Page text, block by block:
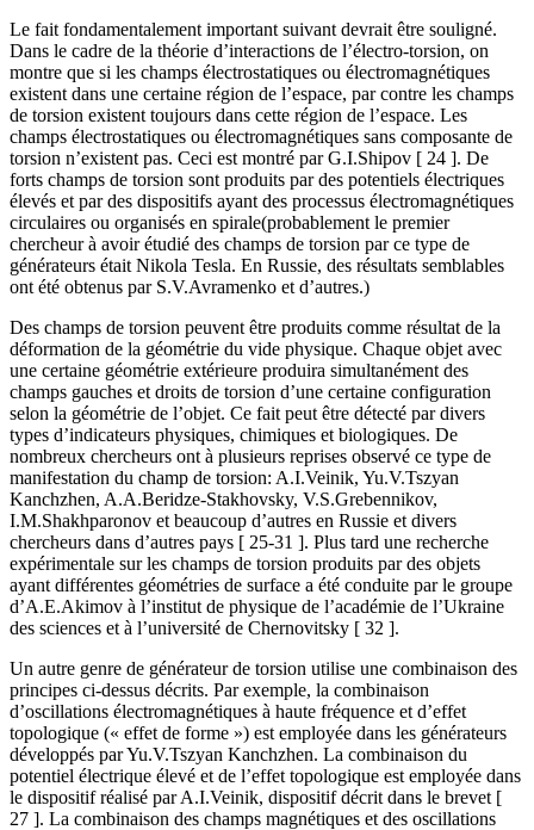
Le fait fondamentalement important suivant devrait être souligné.
Dans le cadre de la théorie d’interactions de l’électro-torsion, on
montre que si les champs électrostatiques ou électromagnétiques
existent dans une certaine région de l’espace, par contre les champs
de torsion existent toujours dans cette région de l’espace. Les
champs électrostatiques ou électromagnétiques sans composante de
torsion n’existent pas. Ceci est montré par G.I.Shipov [ 24 ]. De
forts champs de torsion sont produits par des potentiels électriques
élevés et par des dispositifs ayant des processus électromagnétiques
circulaires ou organisés en spirale(probablement le premier
chercheur à avoir étudié des champs de torsion par ce type de
générateurs était Nikola Tesla. En Russie, des résultats semblables
ont été obtenus par S.V.Avramenko et d’autres.)
Des champs de torsion peuvent être produits comme résultat de la
déformation de la géométrie du vide physique. Chaque objet avec
une certaine géométrie extérieure produira simultanément des
champs gauches et droits de torsion d’une certaine configuration
selon la géométrie de l’objet. Ce fait peut être détecté par divers
types d’indicateurs physiques, chimiques et biologiques. De
nombreux chercheurs ont à plusieurs reprises observé ce type de
manifestation du champ de torsion: A.I.Veinik, Yu.V.Tszyan
Kanchzhen, A.A.Beridze-Stakhovsky, V.S.Grebennikov,
I.M.Shakhparonov et beaucoup d’autres en Russie et divers
chercheurs dans d’autres pays [ 25-31 ]. Plus tard une recherche
expérimentale sur les champs de torsion produits par des objets
ayant différentes géométries de surface a été conduite par le groupe
d’A.E.Akimov à l’institut de physique de l’académie de l’Ukraine
des sciences et à l’université de Chernovitsky [ 32 ].
Un autre genre de générateur de torsion utilise une combinaison des
principes ci-dessus décrits. Par exemple, la combinaison
d’oscillations électromagnétiques à haute fréquence et d’effet
topologique (« effet de forme ») est employée dans les générateurs
développés par Yu.V.Tszyan Kanchzhen. La combinaison du
potentiel électrique élevé et de l’effet topologique est employée dans
le dispositif réalisé par A.I.Veinik, dispositif décrit dans le brevet [
27 ]. La combinaison des champs magnétiques et des oscillations